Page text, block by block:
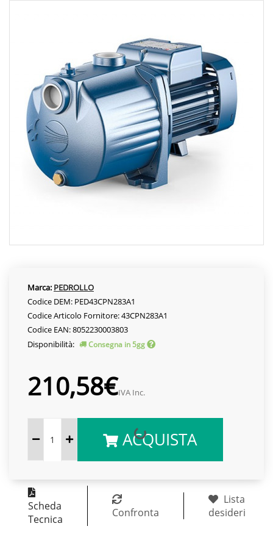
Marca: PEDROLLO
Codice DEM: PED43CPN283A1
Codice Articolo Fornitore: 43CPN283A1
Codice EAN: 8052230003803
Disponibilità:
Consegna in 5gg
210,58€IVA Inc.
ACQUISTA
Scheda
Tecnica
Confronta
Lista
desideri